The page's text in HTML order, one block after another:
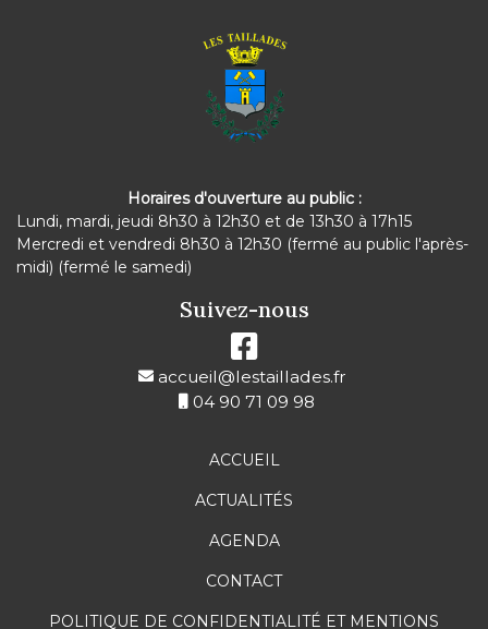
Horaires d'ouverture au public :
Lundi, mardi, jeudi 8h30 à 12h30 et de 13h30 à 17h15
Mercredi et vendredi 8h30 à 12h30 (fermé au public l'après-
midi) (fermé le samedi)
ACCUEIL
ACTUALITÉS
AGENDA
CONTACT
POLITIQUE DE CONFIDENTIALITÉ ET MENTIONS
Suivez-nous
accueil@lestaillades.fr
04 90 71 09 98